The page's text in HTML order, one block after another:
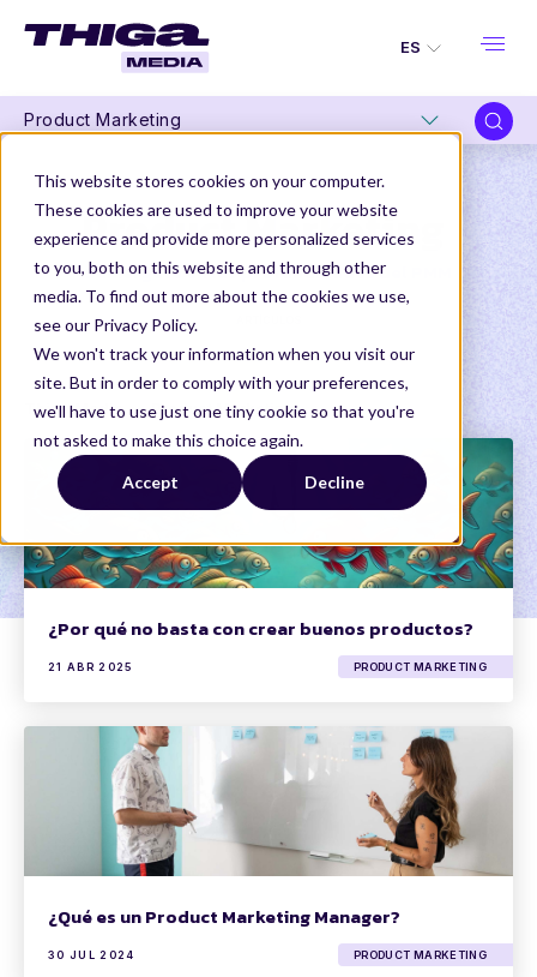
This website stores cookies on your computer.
These cookies are used to improve your website
experience and provide more personalized services
to you, both on this website and through other
media. To find out more about the cookies we use,
see our Privacy Policy.
We won't track your information when you visit our
site. But in order to comply with your preferences,
we'll have to use just one tiny cookie so that you're
not asked to make this choice again.
Accept Decline
ES
Product Marketing
Product Marketing
Sumérgete en las profundidades del PMM
Thiga Media Product Marketing
¿Por qué no basta con crear buenos productos?
21 ABR 2025 PRODUCT MARKETING
¿Qué es un Product Marketing Manager?
30 JUL 2024 PRODUCT MARKETING